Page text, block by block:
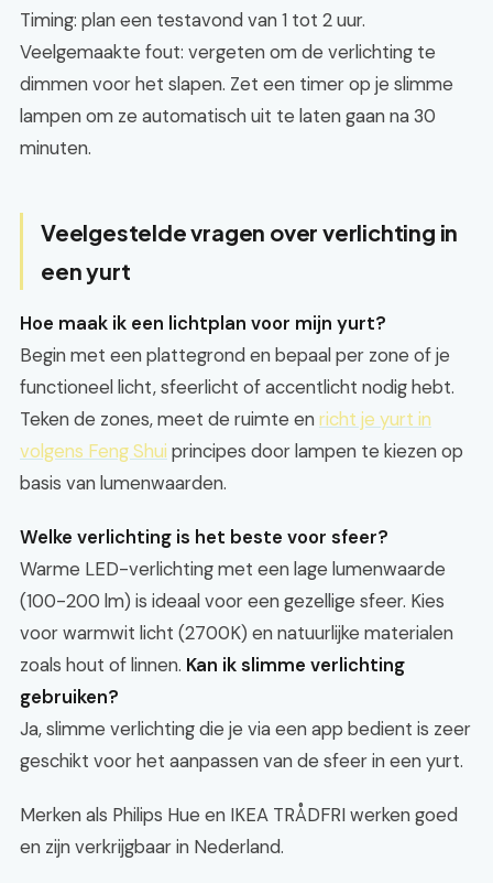
Timing: plan een testavond van 1 tot 2 uur.
Veelgemaakte fout: vergeten om de verlichting te
dimmen voor het slapen. Zet een timer op je slimme
lampen om ze automatisch uit te laten gaan na 30
minuten.
Veelgestelde vragen over verlichting in
een yurt
Hoe maak ik een lichtplan voor mijn yurt?
Begin met een plattegrond en bepaal per zone of je
functioneel licht, sfeerlicht of accentlicht nodig hebt.
Teken de zones, meet de ruimte enricht je yurt in
volgens Feng Shui principes door lampen te kiezen op
basis van lumenwaarden.
Welke verlichting is het beste voor sfeer?
Warme LED-verlichting met een lage lumenwaarde
(100-200 lm) is ideaal voor een gezellige sfeer. Kies
voor warmwit licht (2700K) en natuurlijke materialen
zoals hout of linnen. Kan ik slimme verlichting
gebruiken?
Ja, slimme verlichting die je via een app bedient is zeer
geschikt voor het aanpassen van de sfeer in een yurt.
Merken als Philips Hue en IKEA TRÅDFRI werken goed
en zijn verkrijgbaar in Nederland.